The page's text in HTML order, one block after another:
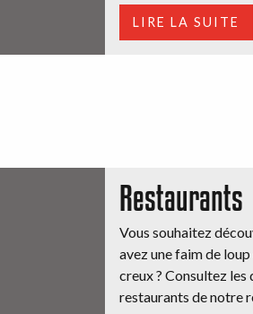
LIRE LA SUITE
Restaurants
Vous souhaitez
avez une faim de
creux ? Consultez
restaurants de notre